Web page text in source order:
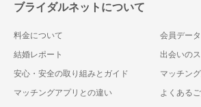
ブライダルネットについて
料金について
会員データ
結婚レポート
出会いの
安心・安全の取り組みとガイド
マッチン
マッチングアプリとの違い
よくある